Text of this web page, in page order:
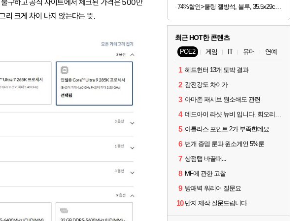
구하고 공식 사이트에서 체크된 가격은 500만
크게 차이 나지 않는다는 뜻.
74%할인>쿨링 젤방석, 블루, 35.5x29cm, 2개
최근 HOT한 콘텐츠
POE2 게임 IT 유머 연예
1 헤드헌터 13개 도박 결과
2 감전강도 차이가
3 아마존 패시브 원소쇄도 관련
4 데드아이 라샷 뉴비 입니다. 회오리사격은 왜 쓰는건가요?
5 아틀라스 포인트 2가 부족한데요
6 번개 증뎀 룬과 원소게인 5%룬
7 상점탭 바꿀때...
8 MF에 관한 고찰
9 방패벽 워리어 질문요
10 반지 제작 질문드립니다